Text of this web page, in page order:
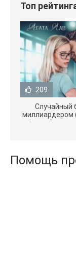
Топ
209
Случайный
миллиардером
Агата (полная
Помощь